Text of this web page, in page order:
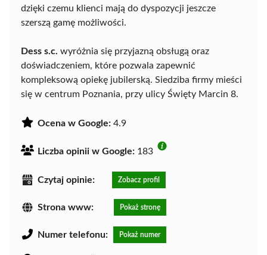
dzięki czemu klienci mają do dyspozycji jeszcze
szerszą gamę możliwości.
Dess s.c. wyróżnia się przyjazną obsługą oraz
doświadczeniem, które pozwala zapewnić
kompleksową opiekę jubilerską. Siedziba firmy mieści
się w centrum Poznania, przy ulicy Święty Marcin 8.
Ocena w Google: 4.9
Liczba opinii w Google: 183
Czytaj opinie: Zobacz profil
Strona www: Pokaż stronę
Numer telefonu: Pokaż numer